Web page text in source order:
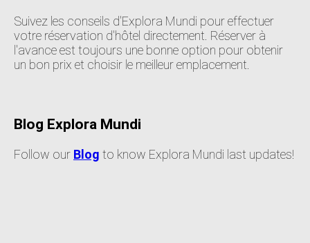
Suivez les conseils d'Explora Mundi pour effectuer
votre réservation d'hôtel directement. Réserver à
l'avance est toujours une bonne option pour obtenir
un bon prix et choisir le meilleur emplacement.
Blog Explora Mundi
Follow our Blog to know Explora Mundi last updates!